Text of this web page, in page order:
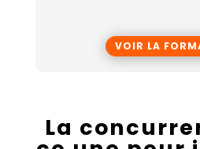
VOIR LA
La